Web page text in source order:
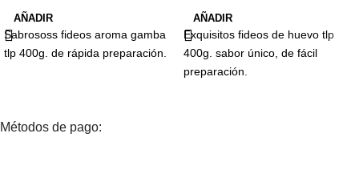
AÑADIR
Sabrososs fideos aroma gamba
tlp 400g. de rápida preparación.
AÑADIR
Exquisitos fideos de huevo tlp
400g. sabor único, de fácil
preparación.
Métodos de pago: